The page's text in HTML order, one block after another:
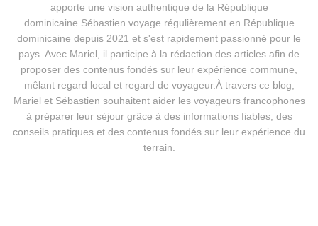
apporte une vision authentique de la République
dominicaine.Sébastien voyage régulièrement en République
dominicaine depuis 2021 et s'est rapidement passionné pour le
pays. Avec Mariel, il participe à la rédaction des articles afin de
proposer des contenus fondés sur leur expérience commune,
mêlant regard local et regard de voyageur.À travers ce blog,
Mariel et Sébastien souhaitent aider les voyageurs francophones
à préparer leur séjour grâce à des informations fiables, des
conseils pratiques et des contenus fondés sur leur expérience du
terrain.